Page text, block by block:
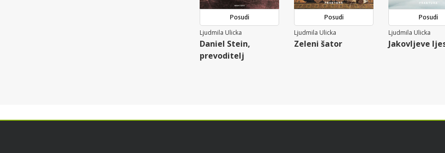
Posudi
Ljudmila Ulicka
Daniel Stein,
prevoditelj
Posudi
Ljudmila Ulicka
Zeleni šator
Posudi
Ljudmila Ulicka
Jakovljeve